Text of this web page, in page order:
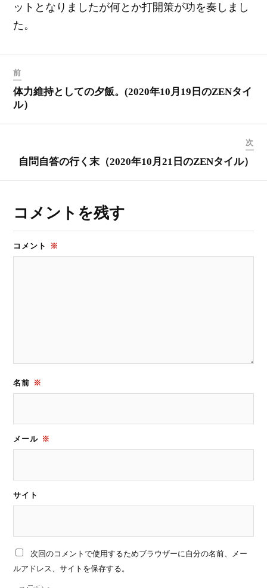
ットとなりましたが何とか打開策が功を奏しまし
た。
前
体力維持としての夕飯。(2020年10月19日のZENタイ
ル）
次
自問自答の行く末（2020年10月21日のZENタイル）
コメントを残す
コメント ※
名前 ※
メール ※
サイト
次回のコメントで使用するためブラウザーに自分の名前、メー
ルアドレス、サイトを保存する。